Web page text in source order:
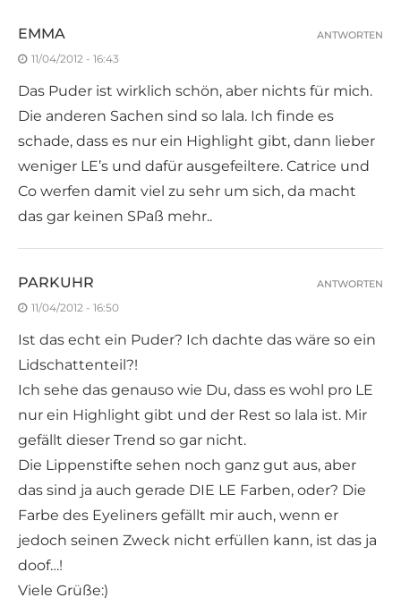
EMMA
11/04/2012 - 16:43
Das Puder ist wirklich schön, aber nichts für mich.
Die anderen Sachen sind so lala. Ich finde es
schade, dass es nur ein Highlight gibt, dann lieber
weniger LE’s und dafür ausgefeiltere. Catrice und
Co werfen damit viel zu sehr um sich, da macht
das gar keinen SPaß mehr..
ANTWORTEN
PARKUHR
11/04/2012 - 16:50
Ist das echt ein Puder? Ich dachte das wäre so ein
Lidschattenteil?!
Ich sehe das genauso wie Du, dass es wohl pro LE
nur ein Highlight gibt und der Rest so lala ist. Mir
gefällt dieser Trend so gar nicht.
Die Lippenstifte sehen noch ganz gut aus, aber
das sind ja auch gerade DIE LE Farben, oder? Die
Farbe des Eyeliners gefällt mir auch, wenn er
jedoch seinen Zweck nicht erfüllen kann, ist das ja
doof…!
Viele Grüße:)
ANTWORTEN